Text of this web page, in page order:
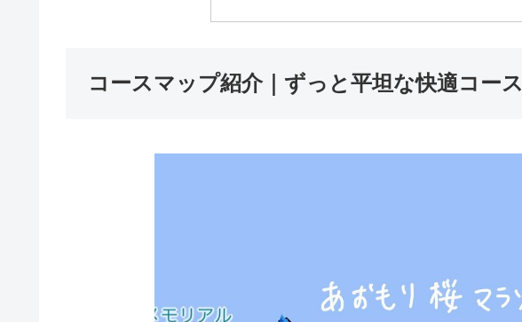
コースマップ紹介｜ずっと平坦な快適コース